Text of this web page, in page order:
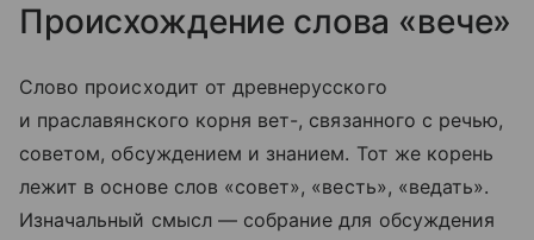
Происхождение слова «вече»
Слово происходит от древнерусского
и праславянского корня вет-, связанного с речью,
советом, обсуждением и знанием. Тот же корень
лежит в основе слов «совет», «весть», «ведать».
Изначальный смысл — собрание для обсуждения